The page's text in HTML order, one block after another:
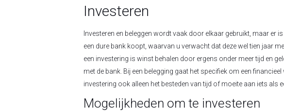
Investeren
Investeren en beleggen wordt vaak door elkaar gebruikt, maar er
een dure bank koopt, waarvan u verwacht dat deze wel tien jaar
een investering is winst behalen door ergens onder meer tijd en
met de bank. Bij een belegging gaat het specifiek om een
investering ook alleen het besteden van tijd of moeite aan iets als
Mogelijkheden om te investeren